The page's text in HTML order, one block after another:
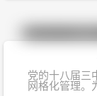
党的十八届三
网格化管理。